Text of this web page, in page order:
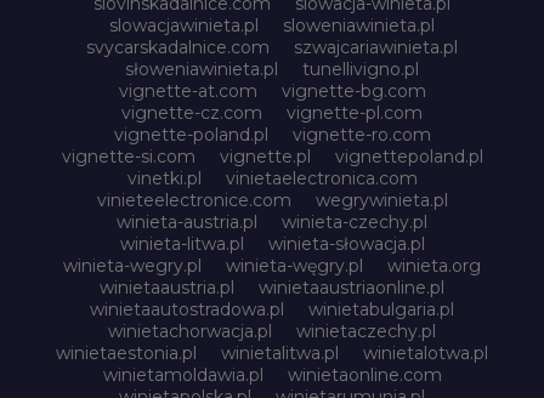
slowacjawinieta.pl
sloweniawinieta.pl
svycarskadalnice.com
szwajcariawinieta.pl
słoweniawinieta.pl
tunellivigno.pl
vignette-at.com
vignette-bg.com
vignette-cz.com
vignette-pl.com
vignette-poland.pl
vignette-ro.com
vignette-si.com
vignette.pl
vignettepoland.pl
vinetki.pl
vinietaelectronica.com
vinieteelectronice.com
wegrywinieta.pl
winieta-austria.pl
winieta-czechy.pl
winieta-litwa.pl
winieta-słowacja.pl
winieta-wegry.pl
winieta-węgry.pl
winieta.org
winietaaustria.pl
winietaaustriaonline.pl
winietaautostradowa.pl
winietabulgaria.pl
winietachorwacja.pl
winietaczechy.pl
winietaestonia.pl
winietalitwa.pl
winietalotwa.pl
winietamoldawia.pl
winietaonline.com